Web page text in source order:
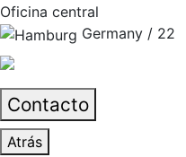
Oficina central
Germany / 22
Contacto
Atrás